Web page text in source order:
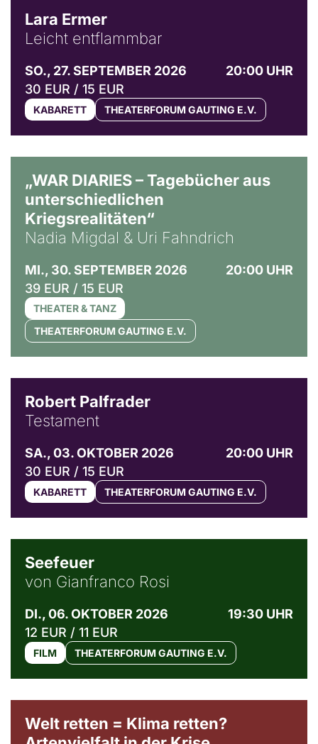
Lara Ermer
Leicht entflammbar
SO., 27. SEPTEMBER 2026
20:00 UHR
30 EUR / 15 EUR
KABARETT THEATERFORUM GAUTING E.V.
„WAR DIARIES – Tagebücher aus
unterschiedlichen
Kriegsrealitäten“
Nadia Migdal & Uri Fahndrich
MI., 30. SEPTEMBER 2026
20:00 UHR
39 EUR / 15 EUR
THEATER & TANZ
THEATERFORUM GAUTING E.V.
Robert Palfrader
Testament
SA., 03. OKTOBER 2026
20:00 UHR
30 EUR / 15 EUR
KABARETT THEATERFORUM GAUTING E.V.
Seefeuer
von Gianfranco Rosi
DI., 06. OKTOBER 2026
19:30 UHR
12 EUR / 11 EUR
FILM THEATERFORUM GAUTING E.V.
Welt retten = Klima retten?